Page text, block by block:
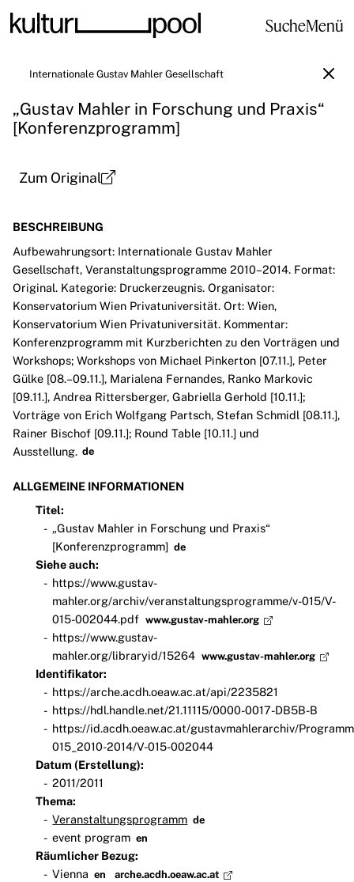
SucheMenü
Internationale Gustav Mahler Gesellschaft
„Gustav Mahler in Forschung und Praxis“
[Konferenzprogramm]
Zum Original
BESCHREIBUNG
Aufbewahrungsort: Internationale Gustav Mahler
Gesellschaft, Veranstaltungsprogramme 2010–2014. Format:
Original. Kategorie: Druckerzeugnis. Organisator:
Konservatorium Wien Privatuniversität. Ort: Wien,
Konservatorium Wien Privatuniversität. Kommentar:
Konferenzprogramm mit Kurzberichten zu den Vorträgen und
Workshops; Workshops von Michael Pinkerton [07.11.], Peter
Gülke [08.–09.11.], Marialena Fernandes, Ranko Markovic
[09.11.], Andrea Rittersberger, Gabriella Gerhold [10.11.];
Vorträge von Erich Wolfgang Partsch, Stefan Schmidl [08.11.],
Rainer Bischof [09.11.]; Round Table [10.11.] und
Ausstellung. de
ALLGEMEINE INFORMATIONEN
Titel:
„Gustav Mahler in Forschung und Praxis“
[Konferenzprogramm] de
Siehe auch:
https://www.gustav-
mahler.org/archiv/veranstaltungsprogramme/v-015/V-
015-002044.pdf www.gustav-mahler.org
https://www.gustav-
mahler.org/libraryid/15264 www.gustav-mahler.org
Identifikator:
https://arche.acdh.oeaw.ac.at/api/2235821
https://hdl.handle.net/21.11115/0000-0017-DB5B-B
https://id.acdh.oeaw.ac.at/gustavmahlerarchiv/
015_2010-2014/V-015-002044
Datum (Erstellung):
2011/2011
Thema:
Veranstaltungsprogramm de
event program en
Räumlicher Bezug:
Vienna en arche.acdh.oeaw.ac.at